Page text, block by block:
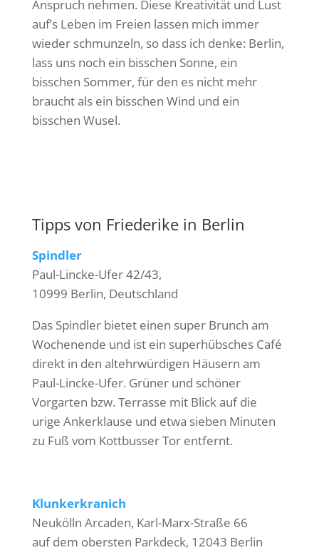
Anspruch nehmen. Diese Kreativität und Lust
auf’s Leben im Freien lassen mich immer
wieder schmunzeln, so dass ich denke: Berlin,
lass uns noch ein bisschen Sonne, ein
bisschen Sommer, für den es nicht mehr
braucht als ein bisschen Wind und ein
bisschen Wusel.
Tipps von Friederike in Berlin
Spindler
Paul-Lincke-Ufer 42/43,
10999 Berlin, Deutschland
Das Spindler bietet einen super Brunch am
Wochenende und ist ein superhübsches Café
direkt in den altehrwürdigen Häusern am
Paul-Lincke-Ufer. Grüner und schöner
Vorgarten bzw. Terrasse mit Blick auf die
urige Ankerklause und etwa sieben Minuten
zu Fuß vom Kottbusser Tor entfernt.
Klunkerkranich
Neukölln Arcaden, Karl-Marx-Straße 66
auf dem obersten Parkdeck, 12043 Berlin